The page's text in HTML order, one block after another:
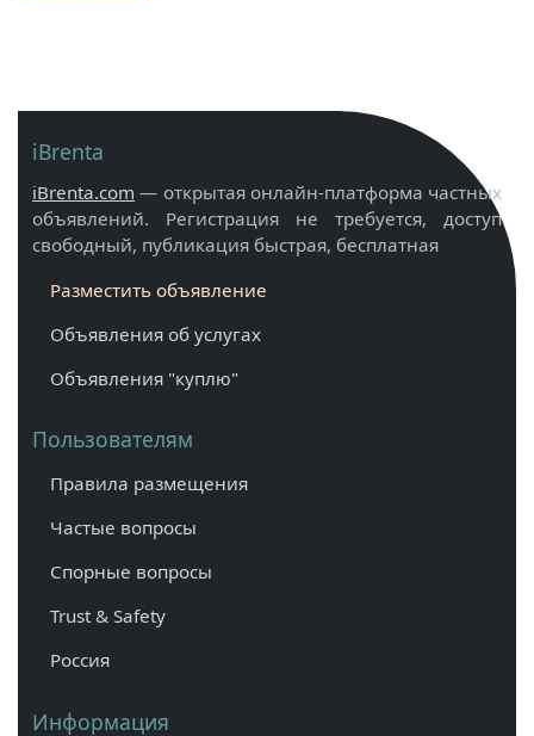
iBrenta
iBrenta.com — открытая онлайн-платформа частных
объявлений. Регистрация не требуется, доступ
свободный, публикация быстрая, бесплатная
Разместить объявление
Объявления об услугах
Объявления "куплю"
Пользователям
Правила размещения
Частые вопросы
Спорные вопросы
Trust & Safety
Россия
Информация